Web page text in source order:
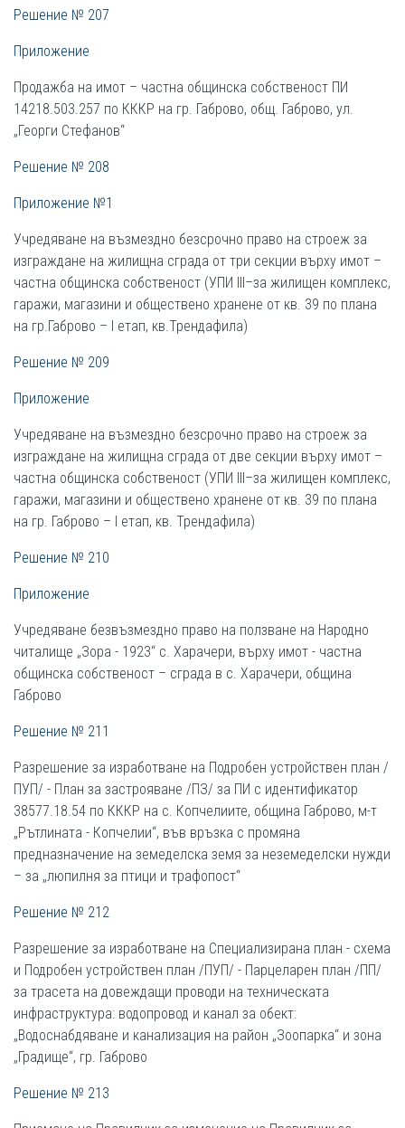
Решение № 207
Приложение
Продажба на имот – частна общинска собственост ПИ
14218.503.257 по КККР на гр. Габрово, общ. Габрово, ул.
„Георги Стефанов“
Решение № 208
Приложение №1
Учредяване на възмездно безсрочно право на строеж за
изграждане на жилищна сграда от три секции върху имот –
частна общинска собственост (УПИ ІІІ–за жилищен комплекс,
гаражи, магазини и обществено хранене от кв. 39 по плана
на гр.Габрово – І етап, кв.Трендафила)
Решение № 209
Приложение
Учредяване на възмездно безсрочно право на строеж за
изграждане на жилищна сграда от две секции върху имот –
частна общинска собственост (УПИ ІІІ–за жилищен комплекс,
гаражи, магазини и обществено хранене от кв. 39 по плана
на гр. Габрово – І етап, кв. Трендафила)
Решение № 210
Приложение
Учредяване безвъзмездно право на ползване на Народно
читалище „Зора - 1923“ с. Харачери, върху имот - частна
общинска собственост – сграда в с. Харачери, община
Габрово
Решение № 211
Разрешение за изработване на Подробен устройствен план /
ПУП/ - План за застрояване /ПЗ/ за ПИ с идентификатор
38577.18.54 по КККР на с. Копчелиите, община Габрово, м-т
„Рътлината - Копчелии“, във връзка с промяна
предназначение на земеделска земя за неземеделски нужди
– за „люпилня за птици и трафопост“
Решение № 212
Разрешение за изработване на Специализирана план - схема
и Подробен устройствен план /ПУП/ - Парцеларен план /ПП/
за трасета на довеждащи проводи на техническата
инфраструктура: водопровод и канал за обект:
„Водоснабдяване и канализация на район „Зоопарка“ и зона
„Градище“, гр. Габрово
Решение № 213